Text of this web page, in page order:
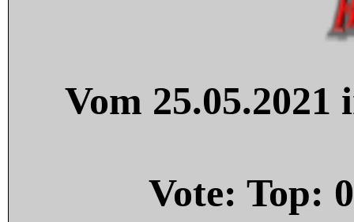
Vom
Vote: Top: 0